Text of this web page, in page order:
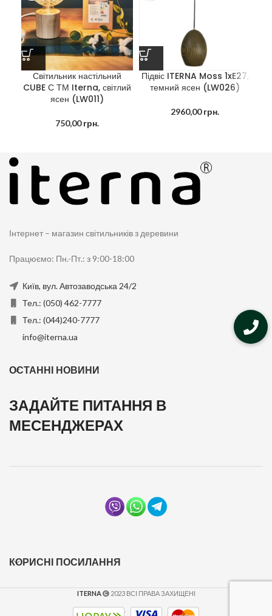
Світильник настільний
CUBE С ТМ Iterna, світлий
ясен (LW011)
750,00грн.
Підвіс ITERNA Moss 1xE27,
темний ясен (LW026)
2960,00грн.
Інтернет – магазин світильників з деревини
Працюємо: Пн.-Пт.: з 9:00-18:00
Київ, вул. Автозаводська 24/2
Тел.: (050) 462-7777
Тел.: (044)240-7777
info@iterna.ua
ОСТАННІ НОВИНИ
ЗАДАЙТЕ ПИТАННЯ В
МЕСЕНДЖЕРАХ
КОРИСНІ ПОСИЛАННЯ
ITERNA 2023 ВСІ ПРАВА ЗАХИЩЕНІ